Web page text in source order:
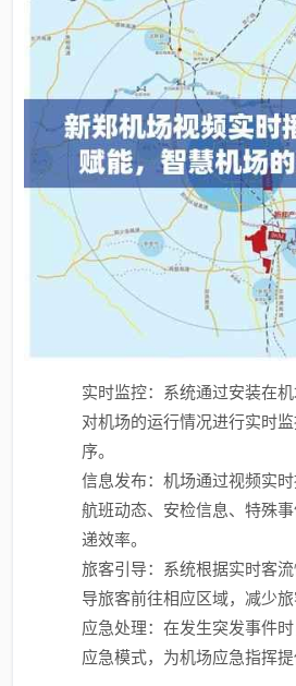
实时监控：系统通过安装在机
对机场的运行情况进行实时
序。
信息发布：机场通过视频实
航班动态、安检信息、特殊
递效率。
旅客引导：系统根据实时客
导旅客前往相应区域，减少旅
应急处理：在发生突发事件
应急模式，为机场应急指挥提